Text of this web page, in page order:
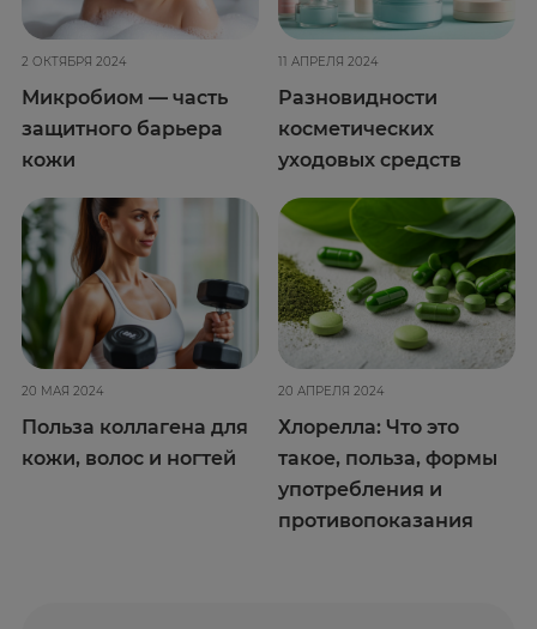
2 ОКТЯБРЯ 2024
Микробиом — часть
защитного барьера
кожи
11 АПРЕЛЯ 2024
Разновидности
косметических
уходовых средств
20 МАЯ 2024
Польза коллагена для
кожи, волос и ногтей
20 АПРЕЛЯ 2024
Хлорелла: Что это
такое, польза, формы
употребления и
противопоказания